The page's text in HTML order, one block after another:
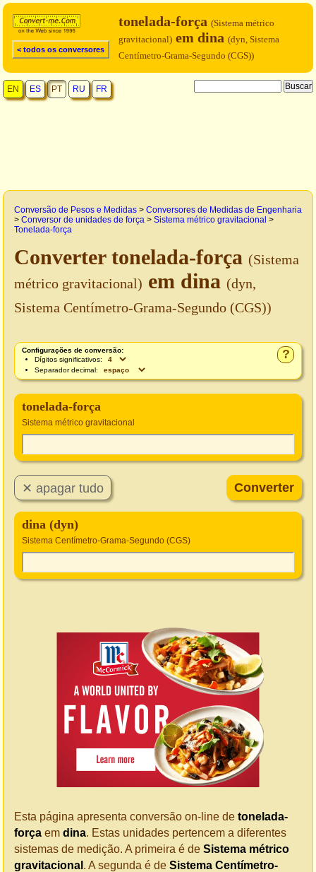
< todos os conversores
tonelada-força (Sistema métrico
gravitacional) em dina (dyn, Sistema
Centímetro-Grama-Segundo (CGS))
EN ES PT RU FR
Conversão de Pesos e Medidas > Conversores de Medidas de Engenharia
> Conversor de unidades de força > Sistema métrico gravitacional >
Tonelada-força
Converter tonelada-força (Sistema
métrico gravitacional) em dina (dyn,
Sistema Centímetro-Grama-Segundo (CGS))
?
Configurações de conversão:
Dígitos significativos:
Separador decimal:
tonelada-força
Sistema métrico gravitacional
dina (dyn)
Sistema Centímetro-Grama-Segundo (CGS)
Esta página apresenta conversão on-line de tonelada-
força em dina. Estas unidades pertencem a diferentes
sistemas de medição. A primeira é de Sistema métrico
gravitacional . A segunda é de Sistema Centímetro-